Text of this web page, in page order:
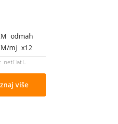
odmah
mj x12
netFlat L
više